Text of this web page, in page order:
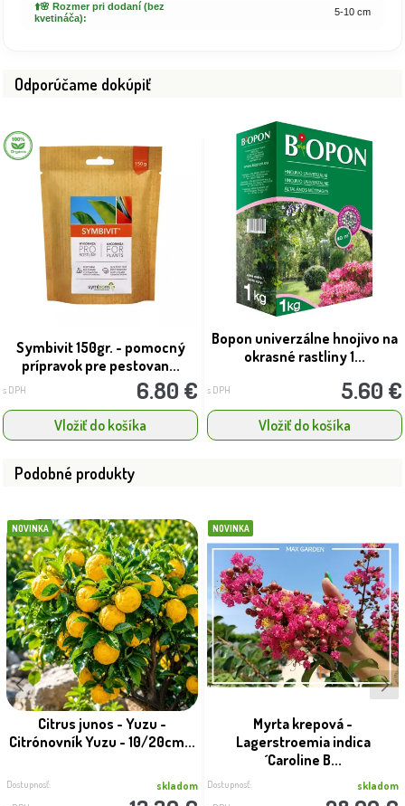
⬆️🌸 Rozmer pri dodaní (bez
kvetináča):
5-10 cm
Odporúčame dokúpiť
Symbivit 150gr. - pomocný
prípravok pre pestovan...
s DPH 6.80 €
Vložiť do košíka
Bopon univerzálne hnojivo na
okrasné rastliny 1...
s DPH 5.60 €
Vložiť do košíka
Podobné produkty
NOVINKA
Citrus junos - Yuzu -
Citrónovník Yuzu - 10/20cm...
Dostupnosť: skladom
NOVINKA
Myrta krepová -
Lagerstroemia indica
´Caroline B...
Dostupnosť: skladom